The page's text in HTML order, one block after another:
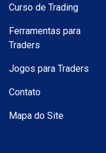
Curso de Trading
Ferramentas para
Traders
Jogos para Traders
Contato
Mapa do Site